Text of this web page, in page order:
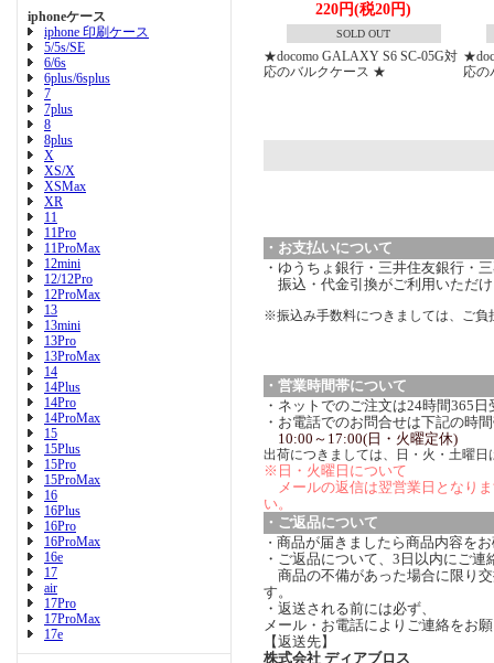
iphoneケース
iphone 印刷ケース
5/5s/SE
6/6s
6plus/6splus
7
7plus
8
8plus
X
XS/X
XSMax
XR
11
11Pro
11ProMax
12mini
12/12Pro
12ProMax
13
13mini
13Pro
13ProMax
14
14Plus
14Pro
14ProMax
15
15Plus
15Pro
15ProMax
16
16Plus
16Pro
16ProMax
16e
17
air
17Pro
17ProMax
17e
220円(税20円)
SOLD OUT
★docomo GALAXY S6 SC-05G対
応のバルクケース ★
応
・お支払いについて
・ゆうちょ銀行・三井住友銀行・
振込・代金引換がご利用いただ
※振込み手数料につきましては、ご負
・営業時間帯について
・ネットでのご注文は24時間365
・お電話でのお問合せは下記の時
10:00～17:00(日・火曜定休)
出荷につきましては、日・火・土曜日
※日・火曜日について
メールの返信は翌営業日となり
い。
・ご返品について
・ 商品が届きましたら商品内容を
・ご返品について、3日以内にご連
商品の不備があった場合に限り
す。
・返送される前には必ず、
メール・お電話によりご連絡をお
【返送先】
株式会社 ディアブロス